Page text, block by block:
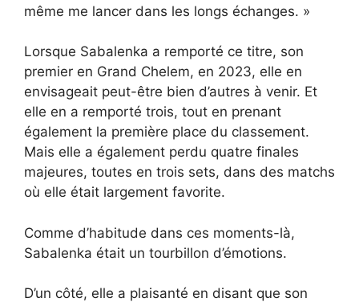
même me lancer dans les longs échanges. »
Lorsque Sabalenka a remporté ce titre, son
premier en Grand Chelem, en 2023, elle en
envisageait peut-être bien d’autres à venir. Et
elle en a remporté trois, tout en prenant
également la première place du classement.
Mais elle a également perdu quatre finales
majeures, toutes en trois sets, dans des matchs
où elle était largement favorite.
Comme d’habitude dans ces moments-là,
Sabalenka était un tourbillon d’émotions.
D’un côté, elle a plaisanté en disant que son